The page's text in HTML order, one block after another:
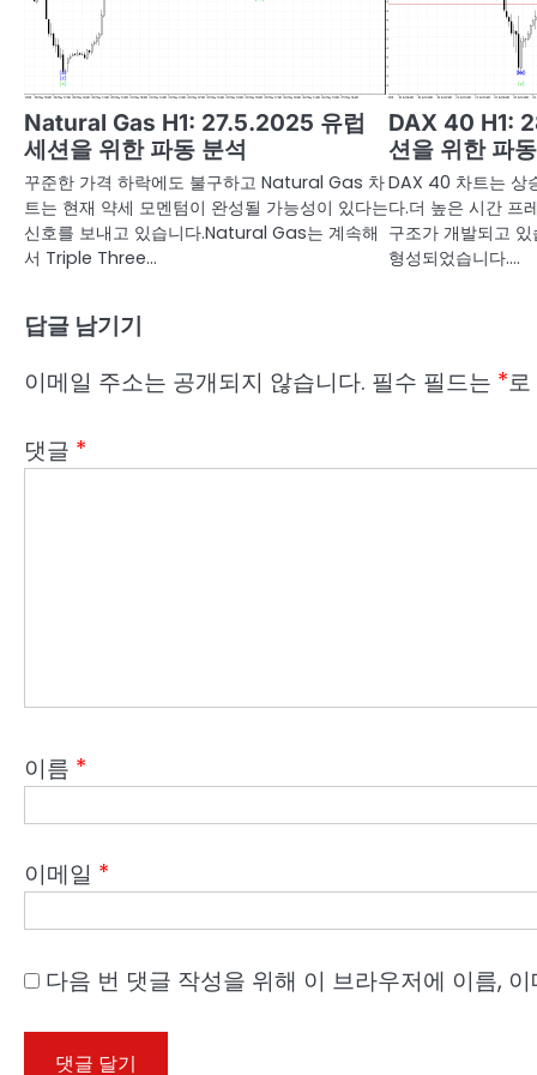
Natural Gas H1: 27.5.2025 유럽
세션을 위한 파동 분석
꾸준한 가격 하락에도 불구하고 Natural Gas 차
트는 현재 약세 모멘텀이 완성될 가능성이 있다는
신호를 보내고 있습니다.Natural Gas는 계속해
서 Triple Three…
DAX 40 H1:
션을 위한 파
DAX 40 차트는 상
다.더 높은 시간 프
구조가 개발되고
형성되었습니다.…
답글 남기기
이메일 주소는 공개되지 않습니다. 필수 필드는 *
댓글 *
이름 *
이메일 *
다음 번 댓글 작성을 위해 이 브라우저에 이름,